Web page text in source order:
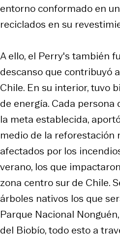
entorno conformado en
reciclados en su
A ello, el Perry's también
descanso que contribuyó
Chile. En su interior, tuvo
de energía. Cada persona
la meta establecida,
medio de la reforestación
afectados por los
verano, los que
zona centro sur de Chile.
árboles nativos los que
Parque Nacional
del Biobío, todo esto a